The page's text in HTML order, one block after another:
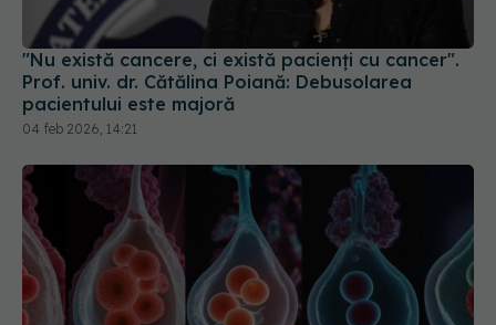
"Nu există cancere, ci există pacienți cu cancer".
Prof. univ. dr. Cătălina Poiană: Debusolarea
pacientului este majoră
04 feb 2026, 14:21